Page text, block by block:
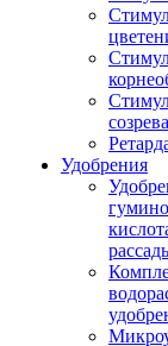
Удобрения